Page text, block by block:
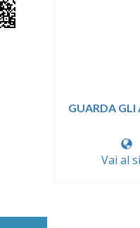
GUARDA GLI
Vai al